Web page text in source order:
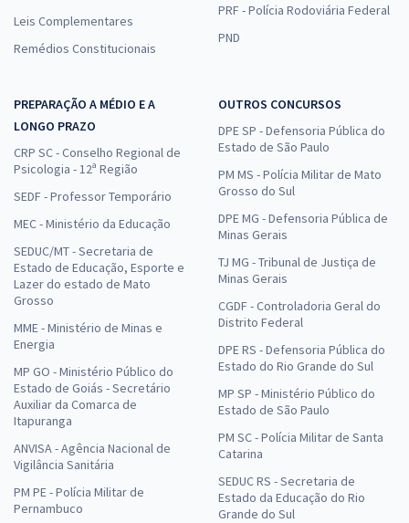
Leis Complementares
Remédios Constitucionais
PRF - Polícia Rodoviária Federal
PND
PREPARAÇÃO A MÉDIO E A
LONGO PRAZO
CRP SC - Conselho Regional de
Psicologia - 12ª Região
SEDF - Professor Temporário
MEC - Ministério da Educação
SEDUC/MT - Secretaria de
Estado de Educação, Esporte e
Lazer do estado de Mato
Grosso
MME - Ministério de Minas e
Energia
MP GO - Ministério Público do
Estado de Goiás - Secretário
Auxiliar da Comarca de
Itapuranga
ANVISA - Agência Nacional de
Vigilância Sanitária
PM PE - Polícia Militar de
Pernambuco
OUTROS CONCURSOS
DPE SP - Defensoria Pública do
Estado de São Paulo
PM MS - Polícia Militar de Mato
Grosso do Sul
DPE MG - Defensoria Pública de
Minas Gerais
TJ MG - Tribunal de Justiça de
Minas Gerais
CGDF - Controladoria Geral do
Distrito Federal
DPE RS - Defensoria Pública do
Estado do Rio Grande do Sul
MP SP - Ministério Público do
Estado de São Paulo
PM SC - Polícia Militar de Santa
Catarina
SEDUC RS - Secretaria de
Estado da Educação do Rio
Grande do Sul